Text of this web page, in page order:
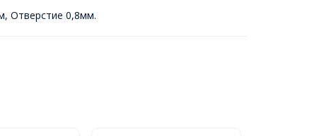
Отверстие 0,8мм.